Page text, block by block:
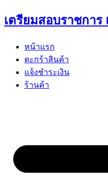
Skip
to
เตรียมสอบราชกา
หน้าแรก
ตะกร้าสินค้า
แจ้งชำระเงิน
ร้านค้า